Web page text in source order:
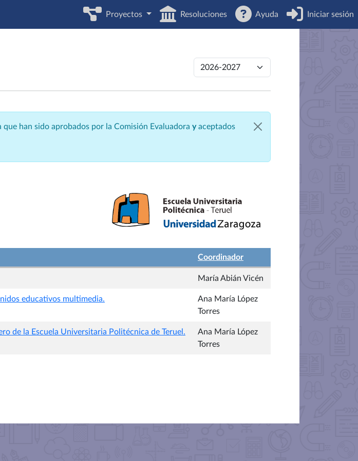
Proyectos Resoluciones Ayuda Iniciar sesión
han sido aprobados por la Comisión Evaluadora yaceptados
Coordinador
María Abián Vicén
educativos multimedia.
Ana María López
Torres
de la Escuela Universitaria Politécnica de Teruel.
Ana María López
Torres